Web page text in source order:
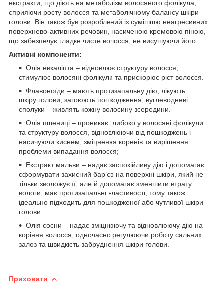
екстракти, що діють на метаболізм волосяного фолікула,
сприяючи росту волосся та метаболічному балансу шкіри
голови. Він також був розроблений із сумішшю неагресивних
поверхнево-активних речовин, насиченою кремовою піною,
що забезпечує гладке чисте волосся, не висушуючи його.
Активні компоненти:
Олія евкаліпта – відновлює структуру волосся,
стимулює волосяні фолікули та прискорює ріст волосся.
Флавоноїди – мають протизапальну дію, лікують
шкіру голови, загоюють пошкодження, вуглеводневі
сполуки – живлять кожну волосину зсередини.
Олія пшениці – проникає глибоко у волосяні фолікули
та структуру волосся, відновлюючи від пошкоджень і
насичуючи киснем, зміцнення коренів та вирішення
проблеми випадання волосся;
Екстракт мальви – надає заспокійливу дію і допомагає
сформувати захисний бар’єр на поверхні шкіри, який не
тільки зволожує її, але й допомагає зменшити втрату
вологи, має протизапальні властивості, тому також
ідеально підходить для пошкодженої або чутливої ​​шкіри
голови.
Олія сосни – надає зміцнюючу та відновлюючу дію на
коріння волосся, одночасно регулюючи роботу сальних
залоз та швидкість забруднення шкіри голови.
Приховати